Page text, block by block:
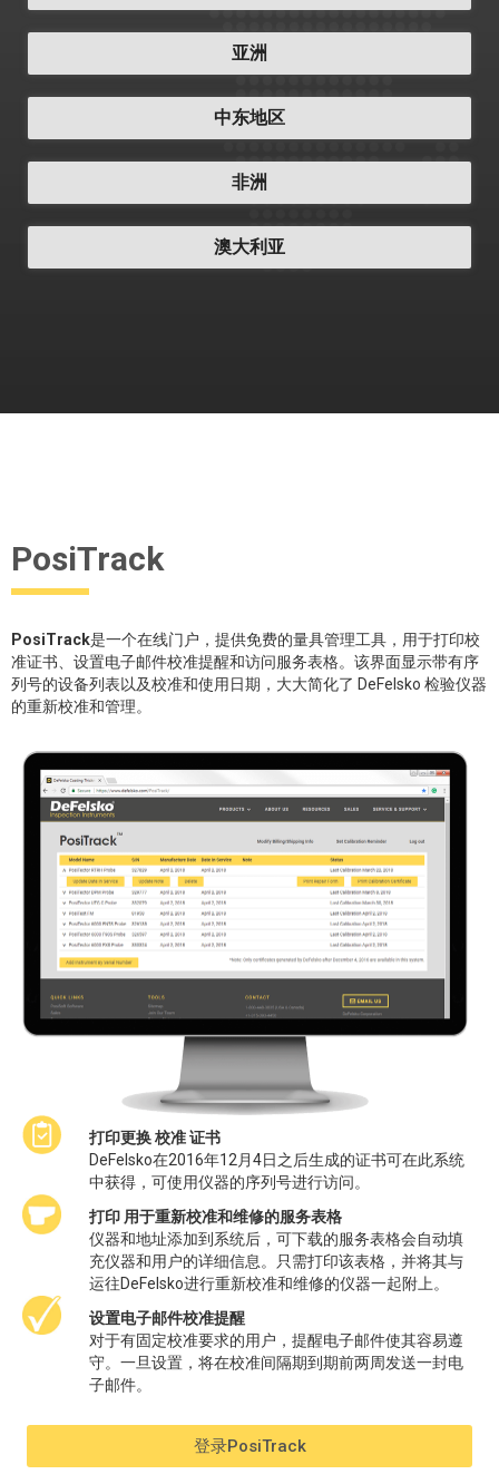
亚洲
中东地区
非洲
澳大利亚
PosiTrack
PosiTrack是一个在线门户，提供免费的量具管理工具，用于打印校
准证书、设置电子邮件校准提醒和访问服务表格。该界面显示带有序
列号的设备列表以及校准和使用日期，大大简化了 DeFelsko 检验仪器
的重新校准和管理。
打印更换校准证书
DeFelsko在2016年12月4日之后生成的证书可在此系统
中获得，可使用仪器的序列号进行访问。
打印 用于重新校准和维修的服务表格
仪器和地址添加到系统后，可下载的服务表格会自动填
充仪器和用户的详细信息。只需打印该表格，并将其与
运往DeFelsko进行重新校准和维修的仪器一起附上。
设置电子邮件校准提醒
对于有固定校准要求的用户，提醒电子邮件使其容易遵
守。一旦设置，将在校准间隔期到期前两周发送一封电
子邮件。
登录PosiTrack